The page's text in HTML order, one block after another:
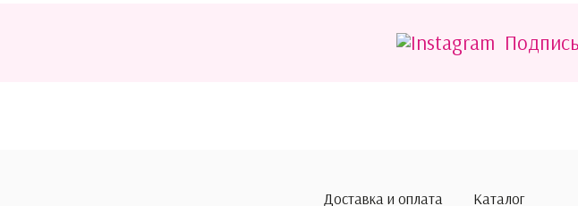
Доставка и оплата
Каталог